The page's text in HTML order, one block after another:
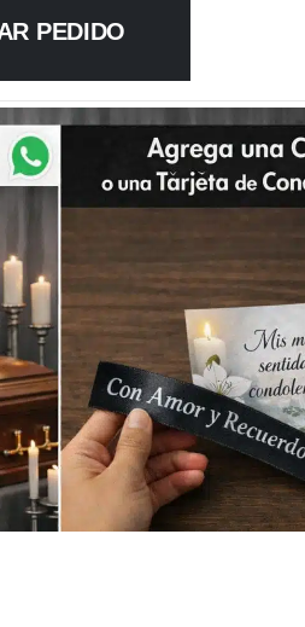
PEDIDO